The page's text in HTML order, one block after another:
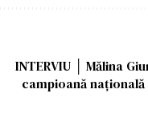
INTERVIU │ Mălina
campioană